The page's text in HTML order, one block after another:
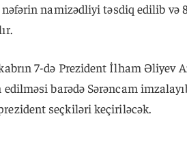
nəfərin namizədliyi təsdiq edilib
7-də Prezident İlham Əliyev
barədə Sərəncam
seçkiləri keçiriləcək.